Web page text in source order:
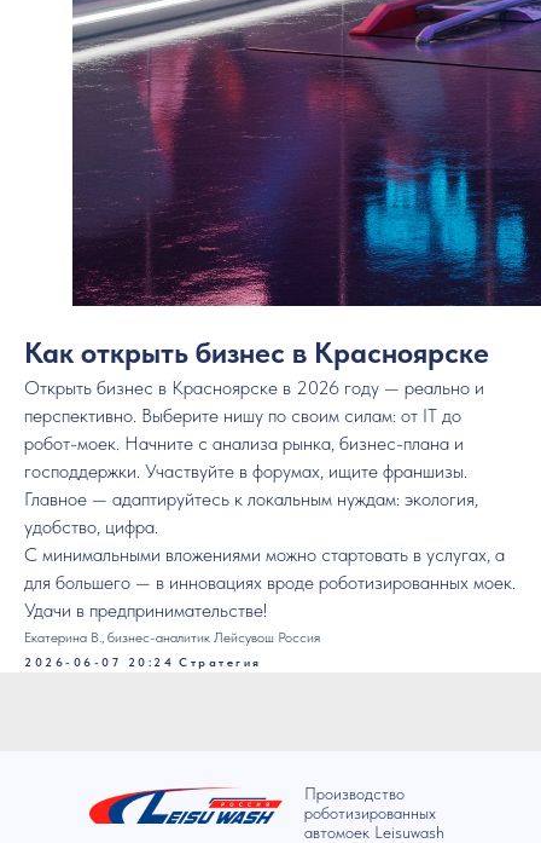
Как открыть бизнес в Красноярске
Открыть бизнес в Красноярске в 2026 году — реально и
перспективно. Выберите нишу по своим силам: от IT до
робот-моек. Начните с анализа рынка, бизнес-плана и
господдержки. Участвуйте в форумах, ищите франшизы.
Главное — адаптируйтесь к локальным нуждам: экология,
удобство, цифра.
С минимальными вложениями можно стартовать в услугах, а
для большего — в инновациях вроде роботизированных моек.
Удачи в предпринимательстве!
Екатерина В., бизнес-аналитик Лейсувош Россия
2026-06-07 20:24 Стратегия
Производство
роботизированных
автомоек Leisuwash